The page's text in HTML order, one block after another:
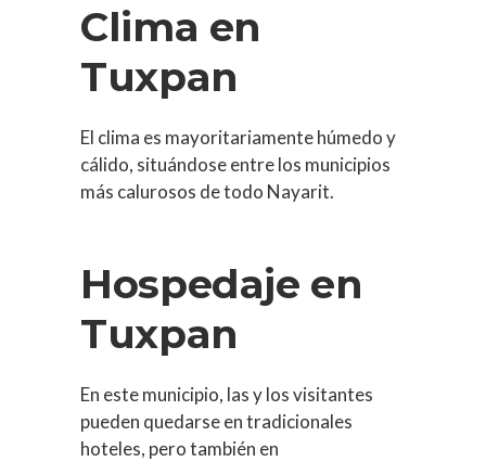
Clima en
Tuxpan
El clima es mayoritariamente húmedo y
cálido, situándose entre los municipios
más calurosos de todo Nayarit.
Hospedaje en
Tuxpan
En este municipio, las y los visitantes
pueden quedarse en tradicionales
hoteles, pero también en